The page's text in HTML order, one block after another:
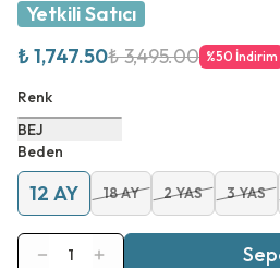
Yetkili Satıcı
₺ 1,747.50₺ 3,495.00 %50 İndirim
Renk
BEJ
Beden
12 AY 18 AY 2 YAS 3 YAS
1